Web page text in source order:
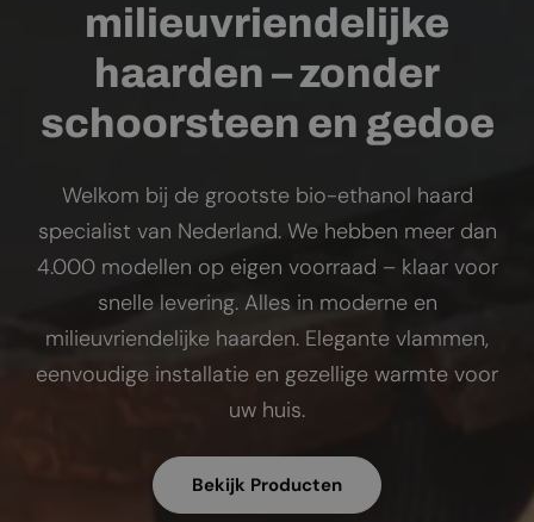
milieuvriendelijke
haarden – zonder
schoorsteen en gedoe
Welkom bij de grootste bio-ethanol haard
specialist van Nederland. We hebben meer dan
4.000 modellen op eigen voorraad – klaar voor
snelle levering. Alles in moderne en
milieuvriendelijke haarden. Elegante vlammen,
eenvoudige installatie en gezellige warmte voor
uw huis.
Bekijk Producten